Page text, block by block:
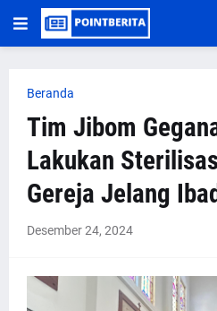
Beranda
Tim Jibom
Lakukan
Gereja Jelang
Desember 24, 2024